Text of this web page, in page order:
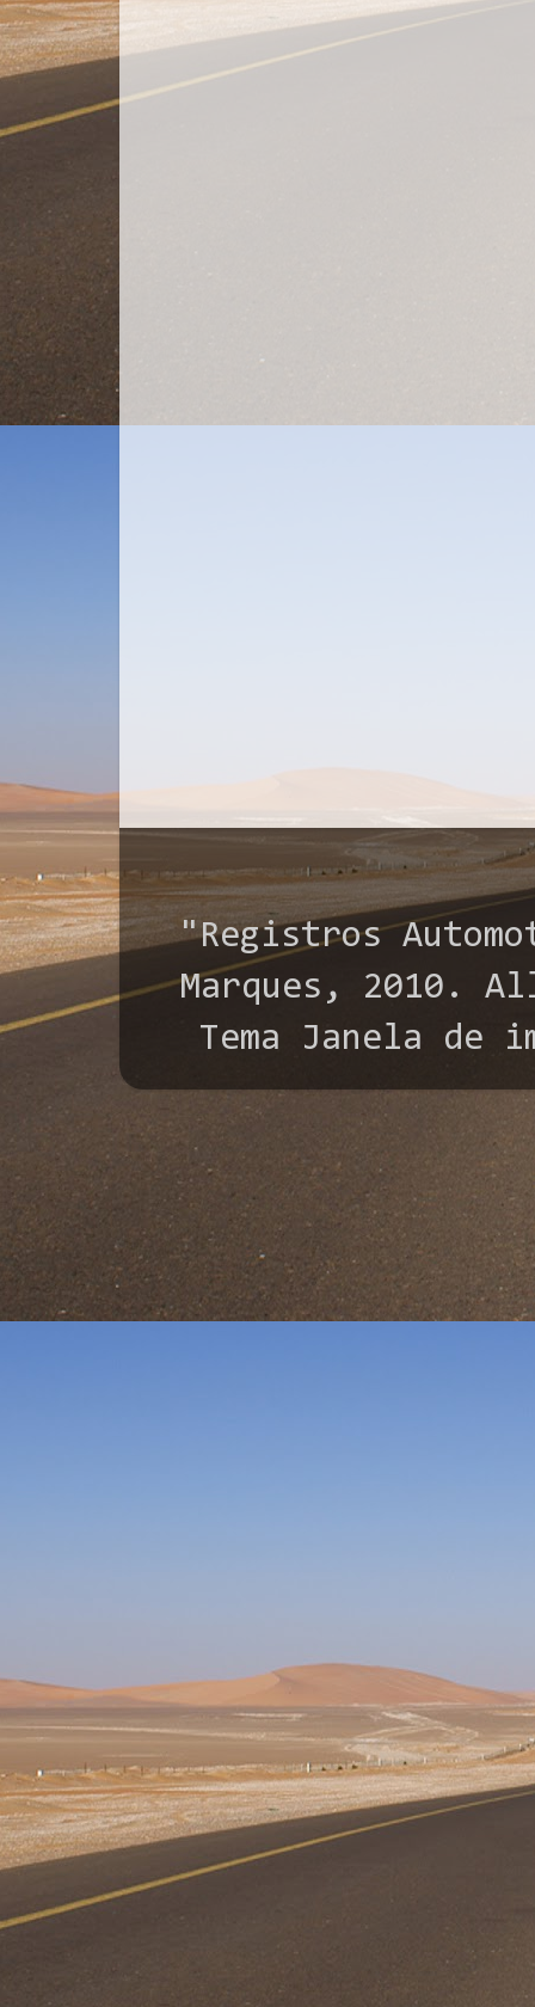
"Registros
Marques, 2010.
Tema Janela de